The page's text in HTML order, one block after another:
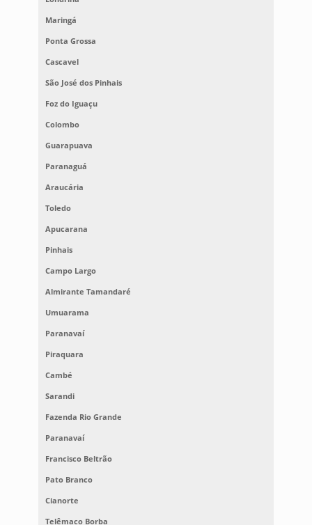
Maringá
Ponta Grossa
Cascavel
São José dos Pinhais
Foz do Iguaçu
Colombo
Guarapuava
Paranaguá
Araucária
Toledo
Apucarana
Pinhais
Campo Largo
Almirante Tamandaré
Umuarama
Paranavaí
Piraquara
Cambé
Sarandi
Fazenda Rio Grande
Paranavaí
Francisco Beltrão
Pato Branco
Cianorte
Telêmaco Borba